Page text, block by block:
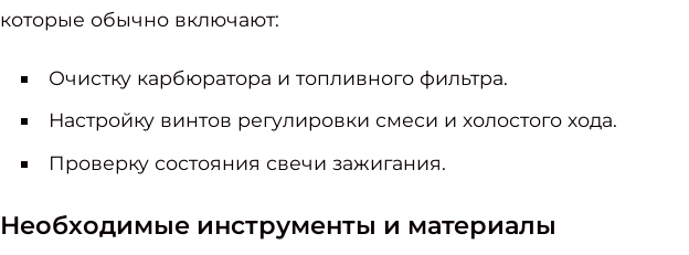
которые обычно включают:
Очистку карбюратора и топливного фильтра.
Настройку винтов регулировки смеси и холостого хода.
Проверку состояния свечи зажигания.
Необходимые инструменты и материалы